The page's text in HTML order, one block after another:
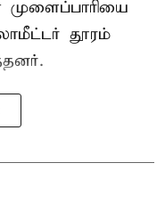
முளைப்பாரியை
தூரம்